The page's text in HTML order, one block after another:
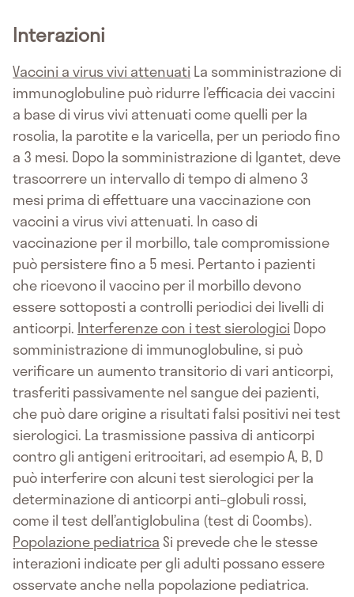
Interazioni
Vaccini a virus vivi attenuati La somministrazione di
immunoglobuline può ridurre l’efficacia dei vaccini
a base di virus vivi attenuati come quelli per la
rosolia, la parotite e la varicella, per un periodo fino
a 3 mesi. Dopo la somministrazione di Igantet, deve
trascorrere un intervallo di tempo di almeno 3
mesi prima di effettuare una vaccinazione con
vaccini a virus vivi attenuati. In caso di
vaccinazione per il morbillo, tale compromissione
può persistere fino a 5 mesi. Pertanto i pazienti
che ricevono il vaccino per il morbillo devono
essere sottoposti a controlli periodici dei livelli di
anticorpi. Interferenze con i test sierologici Dopo
somministrazione di immunoglobuline, si può
verificare un aumento transitorio di vari anticorpi,
trasferiti passivamente nel sangue dei pazienti,
che può dare origine a risultati falsi positivi nei test
sierologici. La trasmissione passiva di anticorpi
contro gli antigeni eritrocitari, ad esempio A, B, D
può interferire con alcuni test sierologici per la
determinazione di anticorpi anti–globuli rossi,
come il test dell’antiglobulina (test di Coombs).
Popolazione pediatrica Si prevede che le stesse
interazioni indicate per gli adulti possano essere
osservate anche nella popolazione pediatrica.